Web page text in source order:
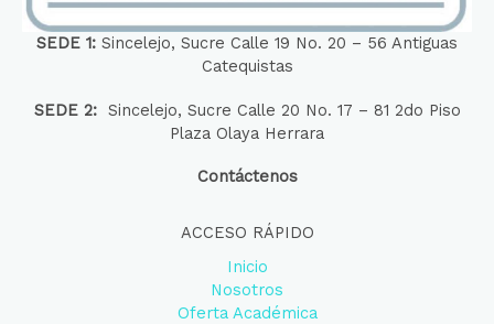
SEDE 1: Sincelejo, Sucre Calle 19 No. 20 – 56 Antiguas
Catequistas
SEDE 2:Sincelejo, Sucre Calle 20 No. 17 – 81 2do Piso
Plaza Olaya Herrara
Contáctenos
ACCESO RÁPIDO
Inicio
Nosotros
Oferta Académica